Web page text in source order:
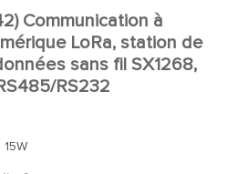
Communication à
LoRa, station de
sans fil SX1268,
RS232
15W